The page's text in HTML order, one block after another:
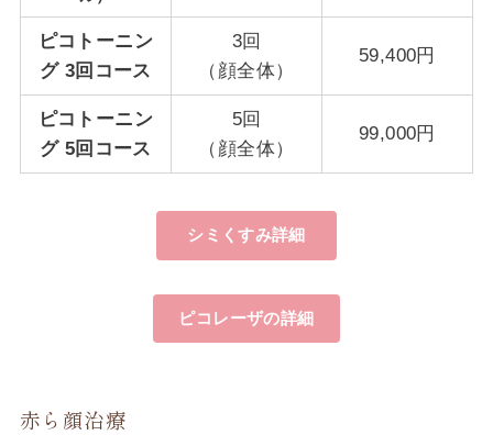
ピコトーニン
グ 3回コース
3回
（顔全体）
59,400円
ピコトーニン
グ 5回コース
5回
（顔全体）
99,000円
シミくすみ詳細
ピコレーザの詳細
赤ら顔治療